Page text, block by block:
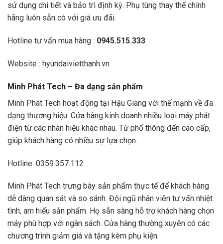
sử dụng chi tiết và bảo trì định kỳ. Phụ tùng thay thế chính
hãng luôn sẵn có với giá ưu đãi.
Hotline tư vấn mua hàng : 0945.515.333
Website : hyundaivietthanh.vn
Minh Phát Tech – Đa dạng sản phẩm
Minh Phát Tech hoạt động tại Hậu Giang với thế mạnh về đa
dạng thương hiệu. Cửa hàng kinh doanh nhiều loại máy phát
điện từ các nhãn hiệu khác nhau. Từ phổ thông đến cao cấp,
giúp khách hàng có nhiều sự lựa chọn.
Hotline: 0359.357.112
Minh Phát Tech trưng bày sản phẩm thực tế để khách hàng
dễ dàng quan sát và so sánh. Đội ngũ nhân viên tư vấn nhiệt
tình, am hiểu sản phẩm. Họ sẵn sàng hỗ trợ khách hàng chọn
máy phù hợp với ngân sách. Cửa hàng thường xuyên có các
chương trình giảm giá và tặng kèm phụ kiện.